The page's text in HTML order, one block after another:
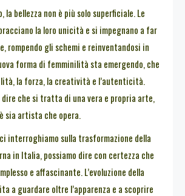
la bellezza non è più solo superficiale. Le
la loro unicità e si impegnano a far
rompendo gli schemi e reinventandosi in
forma di femminilità sta emergendo, che
la forza, la creatività e l’autenticità.
che si tratta di una vera e propria arte,
sia artista che opera.
interroghiamo sulla trasformazione della
in Italia, possiamo dire con certezza che
e affascinante. L’evoluzione della
a guardare oltre l’apparenza e a scoprire